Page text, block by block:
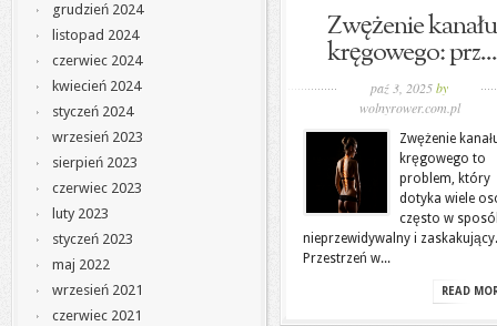
grudzień 2024
listopad 2024
czerwiec 2024
kwiecień 2024
styczeń 2024
wrzesień 2023
sierpień 2023
czerwiec 2023
luty 2023
styczeń 2023
maj 2022
wrzesień 2021
czerwiec 2021
Zwężenie kanału
kręgowego: prz...
paź 3, 2025by
wolnyrower.com.pl
Zwężenie
kręgowego to
problem, który
dotyka wiele
często w
nieprzewidywalny i zaskakujący.
Przestrzeń w...
READ